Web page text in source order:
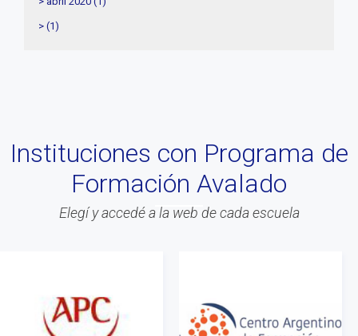
> (1)
Instituciones con Programa de
Formación Avalado
Elegí y accedé a la web de cada escuela